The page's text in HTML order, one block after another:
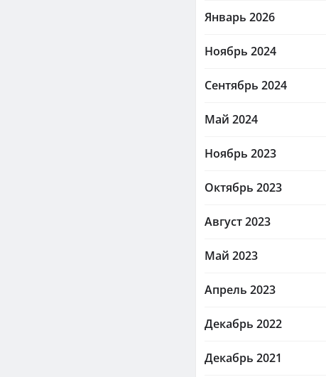
Январь 2026
Ноябрь 2024
Сентябрь 2024
Май 2024
Ноябрь 2023
Октябрь 2023
Август 2023
Май 2023
Апрель 2023
Декабрь 2022
Декабрь 2021